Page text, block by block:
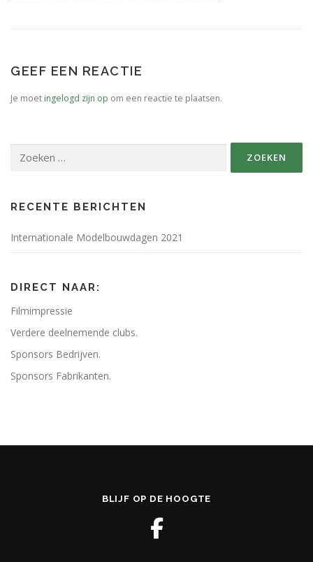
GEEF EEN REACTIE
Je moet ingelogd zijn op om een reactie te plaatsen.
naar:
RECENTE BERICHTEN
Internationale Modelbouwdagen 2021
DIRECT NAAR:
Filmimpressie
Verdere deelnemende clubs.
Sponsors Bedrijven.
Sponsors Fabrikanten.
BLIJF OP DE HOOGTE